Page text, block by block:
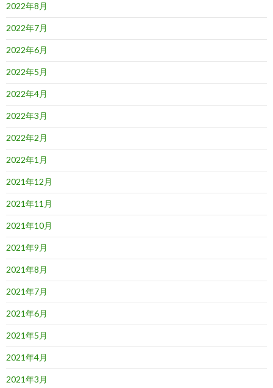
2022年8月
2022年7月
2022年6月
2022年5月
2022年4月
2022年3月
2022年2月
2022年1月
2021年12月
2021年11月
2021年10月
2021年9月
2021年8月
2021年7月
2021年6月
2021年5月
2021年4月
2021年3月